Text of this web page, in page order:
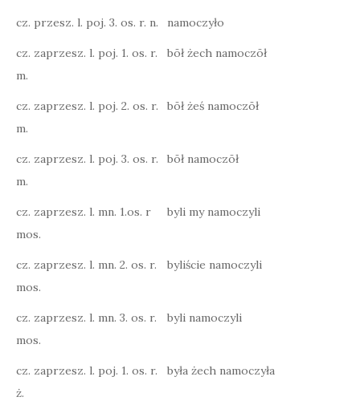
cz. przesz. l. poj. 3. os. r. n. namoczyło
cz. zaprzesz. l. poj. 1. os. r.
m.
bōł żech namoczōł
cz. zaprzesz. l. poj. 2. os. r.
m.
bōł żeś namoczōł
cz. zaprzesz. l. poj. 3. os. r.
m.
bōł namoczōł
cz. zaprzesz. l. mn. 1.os. r
mos.
byli my namoczyli
cz. zaprzesz. l. mn. 2. os. r.
mos.
byliście namoczyli
cz. zaprzesz. l. mn. 3. os. r.
mos.
byli namoczyli
cz. zaprzesz. l. poj. 1. os. r.
ż.
była żech namoczyła